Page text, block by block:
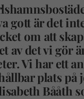
gott är det
om att
av det vi gör
Vi har ett
plats på
Bååth